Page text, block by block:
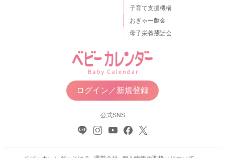
子育て支援機構
おぎゃー献金
母子栄養懇話会
ログイン／新規登録
公式SNS